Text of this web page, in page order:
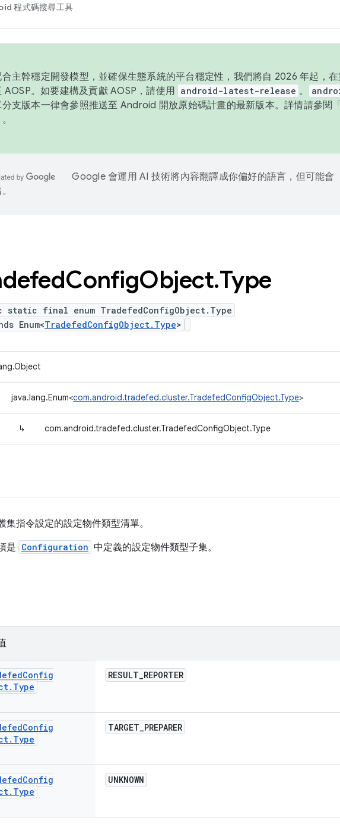
程式碼搜尋工具
主幹穩定開發模型，並確保生態系統的平台穩定性，我們將自 2026 年起，
AOSP。如要建構及貢獻 AOSP，請使用 android-latest-release 。
支版本一律會參照推送至 Android 開放原始碼計畫的最新版本。詳情請參閱「
Google 會運用 AI 技術將內容翻譯成你偏好的語言，但可能會
ConfigObject.Type
static final enum TradefedConfigObject.Type
Enum<TradefedConfigObject.Type>
java.lang.Enum<com.android.tradefed.cluster.TradefedConfigObject.Type>
↳ com.android.tradefed.cluster.TradefedConfigObject.Type
集指令設定的設定物件類型清單。
是 Configuration 中定義的設定物件類型子集。
Config
. Type
RESULT_REPORTER
Config
. Type
TARGET_PREPARER
Config
. Type
UNKNOWN